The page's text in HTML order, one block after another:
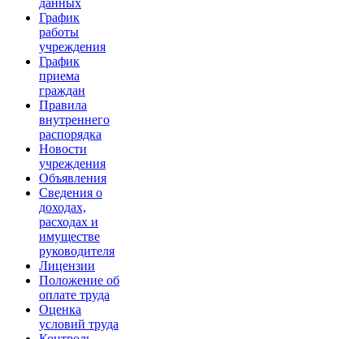
данных
График
работы
учреждения
График
приема
граждан
Правила
внутреннего
распорядка
Новости
учреждения
Объявления
Сведения о
доходах,
расходах и
имуществе
руководителя
Лицензии
Положение об
оплате труда
Оценка
условий труда